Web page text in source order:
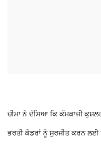
ਚੀਮਾ ਨੇ ਦੱਸਿਆ ਕਿ ਕੰਮਕਾਜੀ
ਭਰਤੀ ਕੇਡਰਾਂ ਨੂੰ ਸੁਰਜੀਤ ਕਰਨ